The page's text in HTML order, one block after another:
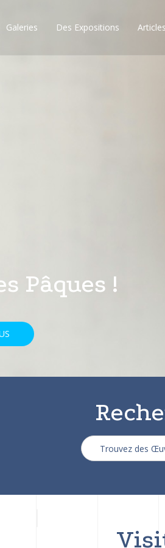
Galeries Des Expositions Articles
de
réduction de